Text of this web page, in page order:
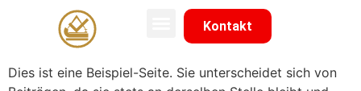
Kontakt
Dies ist eine Beispiel-Seite. Sie unterscheidet sich von